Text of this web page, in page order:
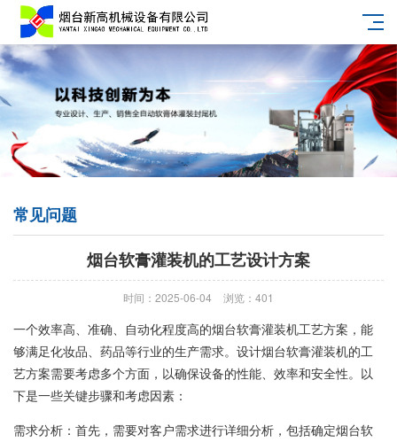
常见问题
烟台软膏灌装机的工艺设计方案
时间：2025-06-04 浏览：401
一个效率高、‌准确、‌自动化程度高的烟台软膏灌装机工艺方案，‌能
够满足化妆品、‌药品等行业的生产需求。‌设计烟台软膏灌装机的工
艺方案需要考虑多个方面，‌以确保设备的性能、‌效率和安全性。‌以
下是一些关键步骤和考虑因素：‌
需求分析：‌首先，‌需要对客户需求进行详细分析，‌包括确定烟台软